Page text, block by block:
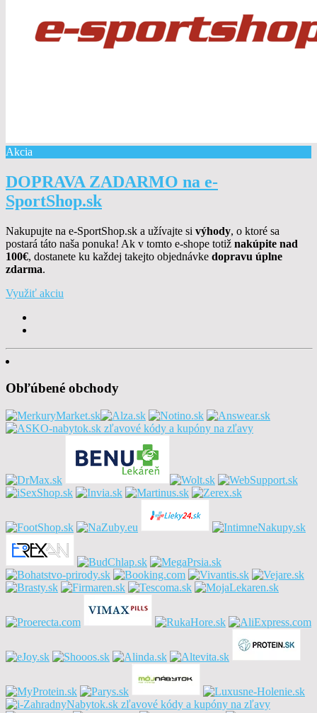
Akcia
DOPRAVA ZADARMO na e-
SportShop.sk
Nakupujte na e-SportShop.sk a užívajte si výhody, o ktoré sa
postará táto naša ponuka! Ak v tomto e-shope totiž nakúpite nad
100€, dostanete ku každej takejto objednávke dopravu úplne
zdarma.
Využiť akciu
Obľúbené obchody